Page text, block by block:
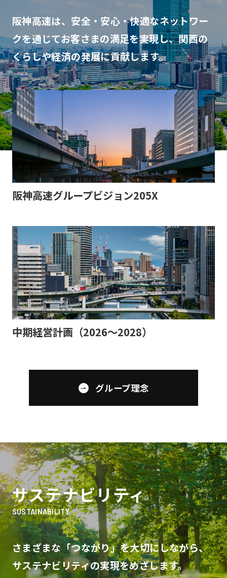
阪神高速は、安全・安心・快適なネットワー
クを通じてお客さまの満足を実現し、関西の
くらしや経済の発展に貢献します。
阪神高速グループビジョン205X
中期経営計画（2026～2028）
グループ理念
サステナビリティ
SUSTAINABILITY
さまざまな「つながり」を大切にしながら、
サステナビリティの実現をめざします。